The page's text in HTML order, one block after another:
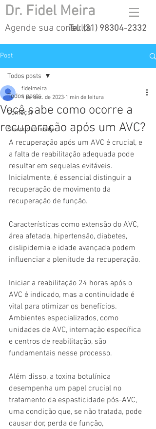
Dr. Fidel Meira
Tel:(31) 98304-2332
Agende sua consulta
Post
Todos posts
Começar
Sua comunidade
Todos posts
Você sabe como ocorre a
recuperação após um AVC?
fidelmeira
1 de dez. de 2023 1 min de leitura
A recuperação após um AVC é crucial, e
a falta de reabilitação adequada pode
resultar em sequelas evitáveis.
Inicialmente, é essencial distinguir a
recuperação de movimento da
recuperação de função.
Características como extensão do AVC,
área afetada, hipertensão, diabetes,
dislipidemia e idade avançada podem
influenciar a plenitude da recuperação.
Iniciar a reabilitação 24 horas após o
AVC é indicado, mas a continuidade é
vital para otimizar os benefícios.
Ambientes especializados, como
unidades de AVC, internação específica
e centros de reabilitação, são
fundamentais nesse processo.
Além disso, a toxina botulínica
desempenha um papel crucial no
tratamento da espasticidade pós-AVC,
uma condição que, se não tratada, pode
causar dor, perda de função,